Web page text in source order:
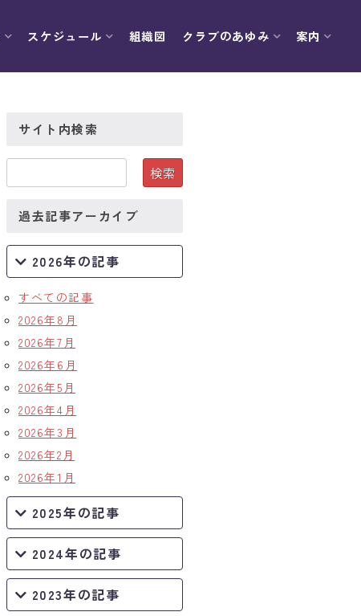
スケジュール 組織図 クラブのあゆみ 案内
サイト内検索
過去記事アーカイブ
2026年の記事
すべての記事
2026年8月
2026年7月
2026年6月
2026年5月
2026年4月
2026年3月
2026年2月
2026年1月
2025年の記事
2024年の記事
2023年の記事